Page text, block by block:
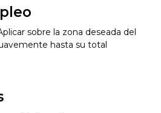
sobre la zona deseada del
hasta su total